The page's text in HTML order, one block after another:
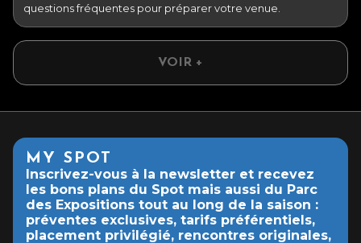
questions fréquentes pour préparer votre venue.
VOIR +
MY SPOT
Inscrivez-vous à la newsletter et recevez
les bons plans du Spot mais aussi du Parc
des Expositions tout au long de la saison :
préventes exclusives, tarifs préférentiels,
placement privilégié, rencontres originales,